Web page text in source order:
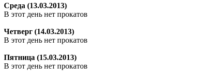
Среда (13.03.2013)
В этот день нет прокатов
Четверг (14.03.2013)
В этот день нет прокатов
Пятница (15.03.2013)
В этот день нет прокатов